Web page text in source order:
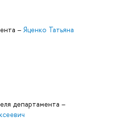
– Яценко Татьяна
департамента –